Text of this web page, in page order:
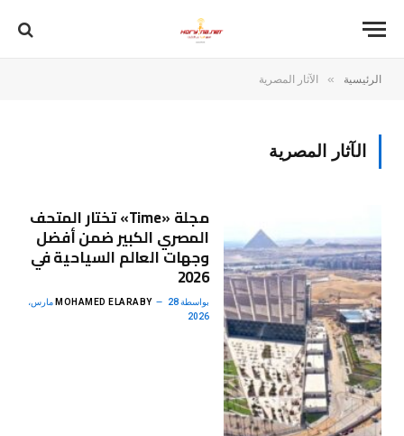
الرئيسية » الآثار المصرية
الآثار المصرية
مجلة «Time» تختار المتحف
المصري الكبير ضمن أفضل
وجهات العالم السياحية في
2026
بواسطة MOHAMED ELARABY 28 مارس،
2026